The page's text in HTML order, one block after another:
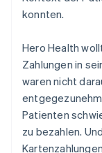
konnten.
Hero Health
Zahlungen in
waren nicht
Patienten
zu bezahlen.